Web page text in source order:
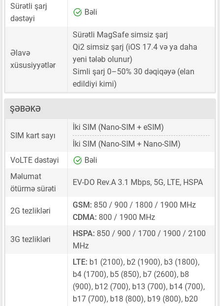
Sürətli şarj
dəstəyi
Bəli
Əlavə
xüsusiyyətlər
Sürətli MagSafe simsiz şarj
Qi2 simsiz şarj (iOS 17.4 və ya daha
yeni tələb olunur)
Simli şarj 0–50% 30 dəqiqəyə (elan
edildiyi kimi)
ŞƏBƏKƏ
SIM kart sayı
İki SIM (Nano-SIM + eSIM)
İki SIM (Nano-SIM + Nano-SIM)
VoLTE dəstəyi
Bəli
Məlumat
ötürmə sürəti
EV-DO Rev.A 3.1 Mbps, 5G, LTE, HSPA
2G tezlikləri
GSM: 850 / 900 / 1800 / 1900 MHz
CDMA: 800 / 1900 MHz
3G tezlikləri
HSPA: 850 / 900 / 1700 / 1900 / 2100
MHz
LTE: b1 (2100), b2 (1900), b3 (1800),
b4 (1700), b5 (850), b7 (2600), b8
(900), b12 (700), b13 (700), b14 (700),
b17 (700), b18 (800), b19 (800), b20